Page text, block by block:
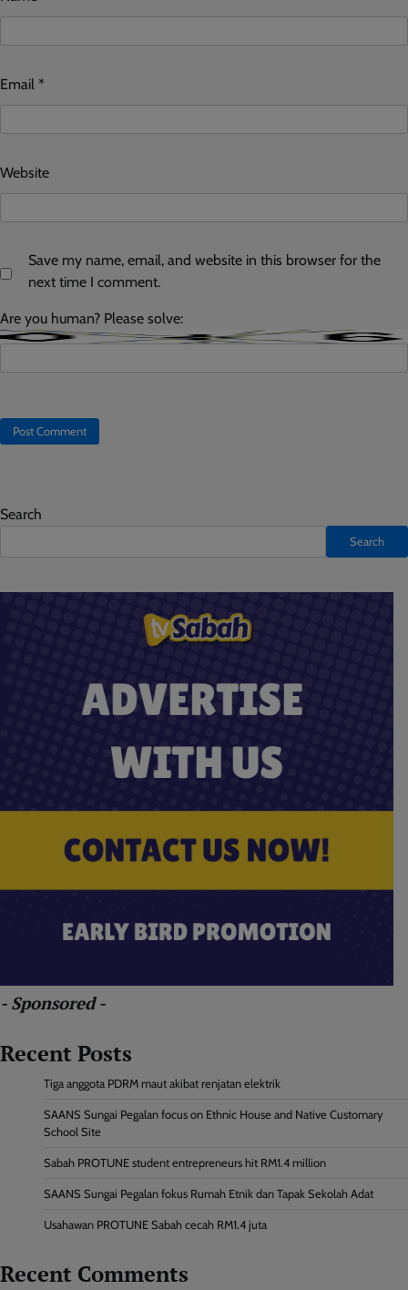
Email *
Website
Save my name, email, and website in this browser for the
next time I comment.
Are you human? Please solve:
Search
Search
- Sponsored -
Recent Posts
Tiga anggota PDRM maut akibat renjatan elektrik
SAANS Sungai Pegalan focus on Ethnic House and Native Customary
School Site
Sabah PROTUNE student entrepreneurs hit RM1.4 million
SAANS Sungai Pegalan fokus Rumah Etnik dan Tapak Sekolah Adat
Usahawan PROTUNE Sabah cecah RM1.4 juta
Recent Comments